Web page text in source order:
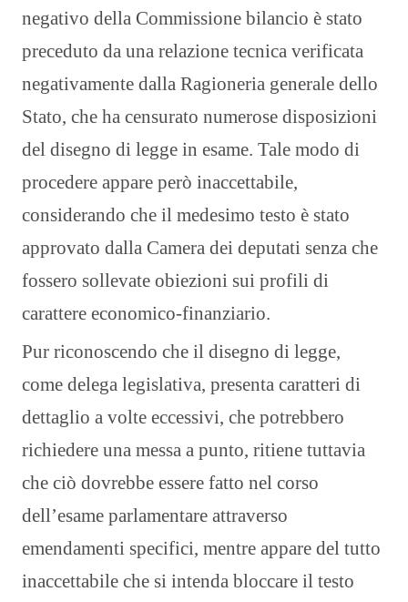
negativo della Commissione bilancio è stato
preceduto da una relazione tecnica verificata
negativamente dalla Ragioneria generale dello
Stato, che ha censurato numerose disposizioni
del disegno di legge in esame. Tale modo di
procedere appare però inaccettabile,
considerando che il medesimo testo è stato
approvato dalla Camera dei deputati senza che
fossero sollevate obiezioni sui profili di
carattere economico-finanziario.
Pur riconoscendo che il disegno di legge,
come delega legislativa, presenta caratteri di
dettaglio a volte eccessivi, che potrebbero
richiedere una messa a punto, ritiene tuttavia
che ciò dovrebbe essere fatto nel corso
dell’esame parlamentare attraverso
emendamenti specifici, mentre appare del tutto
inaccettabile che si intenda bloccare il testo